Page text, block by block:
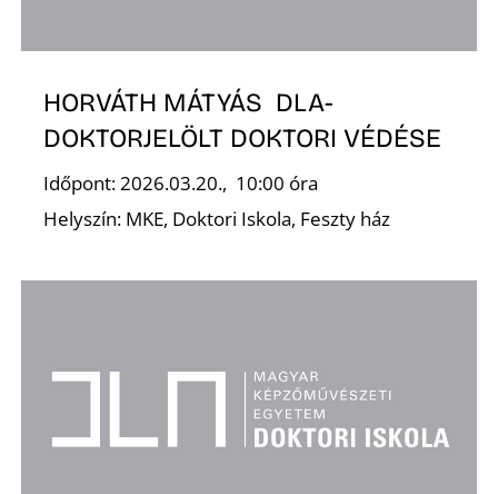
HORVÁTH MÁTYÁS DLA-
DOKTORJELÖLT DOKTORI VÉDÉSE
Időpont: 2026.03.20., 10:00 óra
Helyszín: MKE, Doktori Iskola, Feszty ház